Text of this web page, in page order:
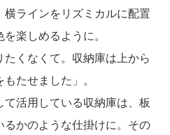
ラインをリズミカルに配置
楽しめるように。
たくなくて。収納庫は上から
たせました」。
活用している収納庫は、板
かのような仕掛けに。その